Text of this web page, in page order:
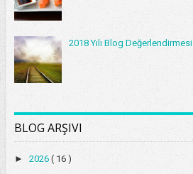
2018 Yılı Blog Değerlendirmesi
BLOG ARŞIVI
► 2026 ( 16 )